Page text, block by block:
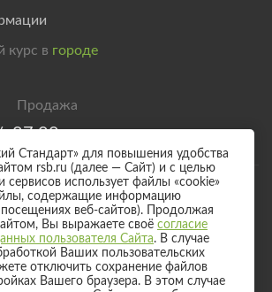
курс в городе
87,00
99,00
обмена
Стандарт» для повышения удобства
rsb.ru (далее — Сайт) и с целью
сервисов использует файлы «cookie»
содержащие информацию
веб-сайтов). Продолжая
Вы выражаете своё согласие
пользователя Сайта. В случае
Ваших пользовательских
отключить сохранение файлов
Вашего браузера. В этом случае